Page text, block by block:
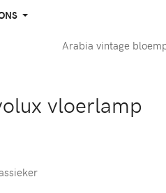
Arabia vintage
vloerlamp